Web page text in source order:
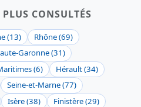
CONSULTÉS
(13)
Rhône (69)
Garonne (31)
(6)
Hérault (34)
Seine-et-Marne (77)
Isère (38) Finistère (29)